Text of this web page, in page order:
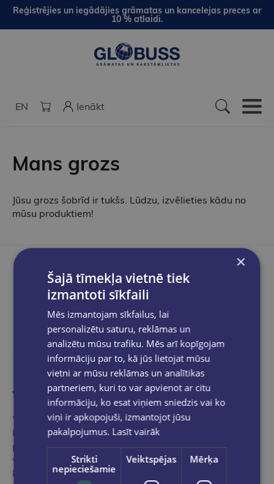
Reģistrējies un iegādājies grāmatas un kancelejas preces ar
10 % atlaidi.
EN Ienākt
Mans grozs
Jūsu grozs šobrīd ir tukšs. Lūdzu, izvēlieties kādu no
mūsu produktiem!
Vairāk nekā grāmatnīca
"Globuss" ir ideāla pieturvieta grāmatu pasaulē tiem,
kas vēlas iepazīties ar mūsu profesionālo,
pieredzējušo speciālistu izvēlētu - starptautisko un
vietējo izdevēju labāko un populārāko izdevumu
klāstu.
×
Šajā tīmekļa vietnē tiek
izmantoti sīkfaili
Mēs izmantojam sīkfailus, lai
personalizētu saturu, reklāmas un
analizētu mūsu trafiku. Mēs arī kopīgojam
informāciju par to, kā jūs lietojat mūsu
vietni ar mūsu reklāmas un analītikas
partneriem, kuri to var apvienot ar citu
informāciju, ko esat viņiem sniedzis vai ko
viņi ir apkopojuši, izmantojot jūsu
pakalpojumus. Lasīt vairāk
Strikti
nepieciešamie
Veiktspējas Mērķa